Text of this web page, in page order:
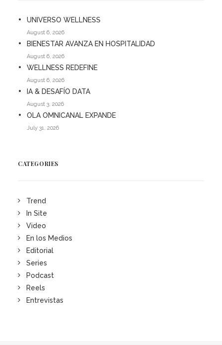
UNIVERSO WELLNESS
August 6, 2026
BIENESTAR AVANZA EN HOSPITALIDAD
August 6, 2026
WELLNESS REDEFINE
August 6, 2026
IA & DESAFÍO DATA
August 3, 2026
OLA OMNICANAL EXPANDE
July 31, 2026
CATEGORIES
Trend
In Site
Video
En los Medios
Editorial
Series
Podcast
Reels
Entrevistas